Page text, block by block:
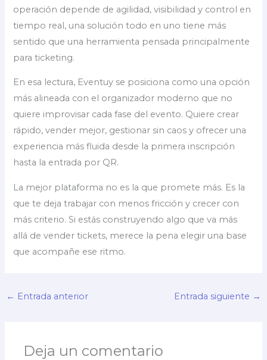
operación depende de agilidad, visibilidad y control en
tiempo real, una solución todo en uno tiene más
sentido que una herramienta pensada principalmente
para ticketing.
En esa lectura, Eventuy se posiciona como una opción
más alineada con el organizador moderno que no
quiere improvisar cada fase del evento. Quiere crear
rápido, vender mejor, gestionar sin caos y ofrecer una
experiencia más fluida desde la primera inscripción
hasta la entrada por QR.
La mejor plataforma no es la que promete más. Es la
que te deja trabajar con menos fricción y crecer con
más criterio. Si estás construyendo algo que va más
allá de vender tickets, merece la pena elegir una base
que acompañe ese ritmo.
← Entrada anterior Entrada siguiente →
Deja un comentario